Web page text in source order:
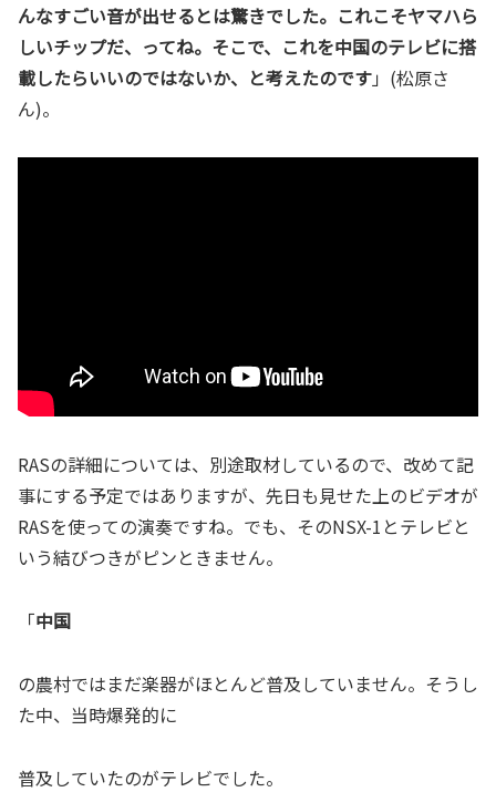
んなすごい音が出せるとは驚きでした。これこそヤマハら
しいチップだ、ってね。そこで、これを中国のテレビに搭
載したらいいのではないか、と考えたのです」(松原さ
ん)。
RASの詳細については、別途取材しているので、改めて記
事にする予定ではありますが、先日も見せた上のビデオが
RASを使っての演奏ですね。でも、そのNSX-1とテレビと
いう結びつきがピンときません。
「中国
の農村ではまだ楽器がほとんど普及していません。そうし
た中、当時爆発的に
普及していたのがテレビでした。